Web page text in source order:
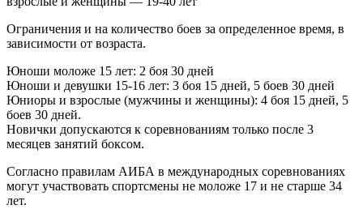
Ограничения и на количество боев за определенное время, в
зависимости от возраста.
Юноши моложе 15 лет: 2 боя 30 дней
Юноши и девушки 15-16 лет: 3 боя 15 дней, 5 боев 30 дней
Юниоры и взрослые (мужчины и женщины): 4 боя 15 дней, 5
боев 30 дней.
Новички допускаются к соревнованиям только после 3
месяцев занятий боксом.
Согласно правилам АИБА в международных соревнованиях
могут участвовать спортсмены не моложе 17 и не старше 34
лет.